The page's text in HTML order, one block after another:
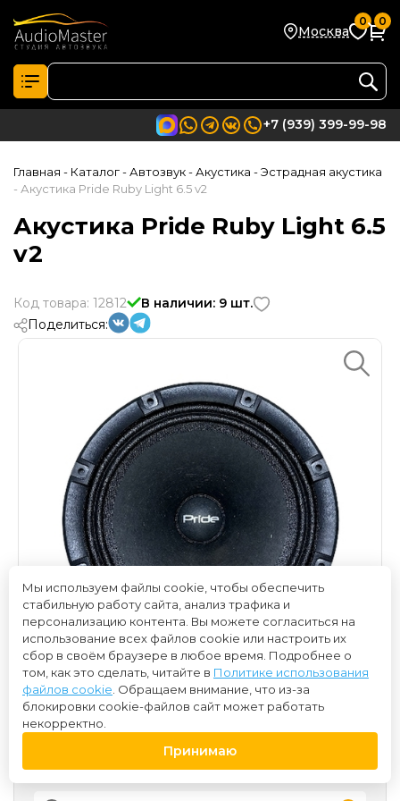
Москва
0 0
+7 (939) 399-99-98
Главная - Каталог- Автозвук- Акустика - Эстрадная акустика
- Акустика Pride Ruby Light 6.5 v2
Акустика Pride Ruby Light 6.5
v2
Код товара: 12812
В наличии: 9 шт.
Поделиться:
3 250 ₽
Мы используем файлы cookie, чтобы обеспечить
стабильную работу сайта, анализ трафика и
персонализацию контента. Вы можете согласиться на
использование всех файлов cookie или настроить их
сбор в своём браузере в любое время. Подробнее о
том, как это сделать, читайте в Политике использования
файлов cookie . Обращаем внимание, что из-за
блокировки cookie-файлов сайт может работать
некорректно.
Принимаю